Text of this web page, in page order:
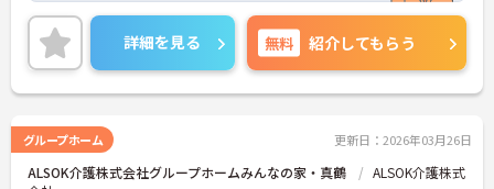
詳細を見る 無料 紹介してもらう
グループホーム 更新日：2026年03月26日
ALSOK介護株式会社グループホームみんなの家・真鶴
ALSOK介護株式